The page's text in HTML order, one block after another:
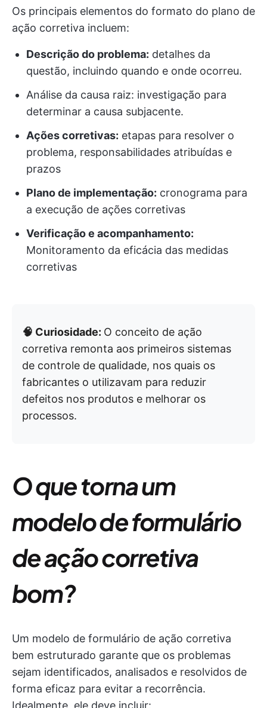
Os principais elementos do formato do plano de
ação corretiva incluem:
Descrição do problema: detalhes da
questão, incluindo quando e onde ocorreu.
Análise da causa raiz: investigação para
determinar a causa subjacente.
Ações corretivas: etapas para resolver o
problema, responsabilidades atribuídas e
prazos
Plano de implementação: cronograma para
a execução de ações corretivas
Verificação e acompanhamento:
Monitoramento da eficácia das medidas
corretivas
🧠 Curiosidade: O conceito de ação
corretiva remonta aos primeiros sistemas
de controle de qualidade, nos quais os
fabricantes o utilizavam para reduzir
defeitos nos produtos e melhorar os
processos.
O que torna um
modelo de formulário
de ação corretiva
bom?
Um modelo de formulário de ação corretiva
bem estruturado garante que os problemas
sejam identificados, analisados e resolvidos de
forma eficaz para evitar a recorrência.
Idealmente, ele deve incluir: